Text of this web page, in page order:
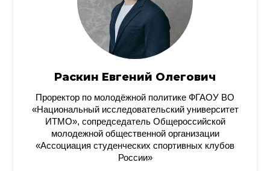
Раскин Евгений Олегович
Проректор по молодёжной политике ФГАОУ ВО
«Национальный исследовательский университет
ИТМО», сопредседатель Общероссийской
молодежной общественной организации
«Ассоциация студенческих спортивных клубов
России»